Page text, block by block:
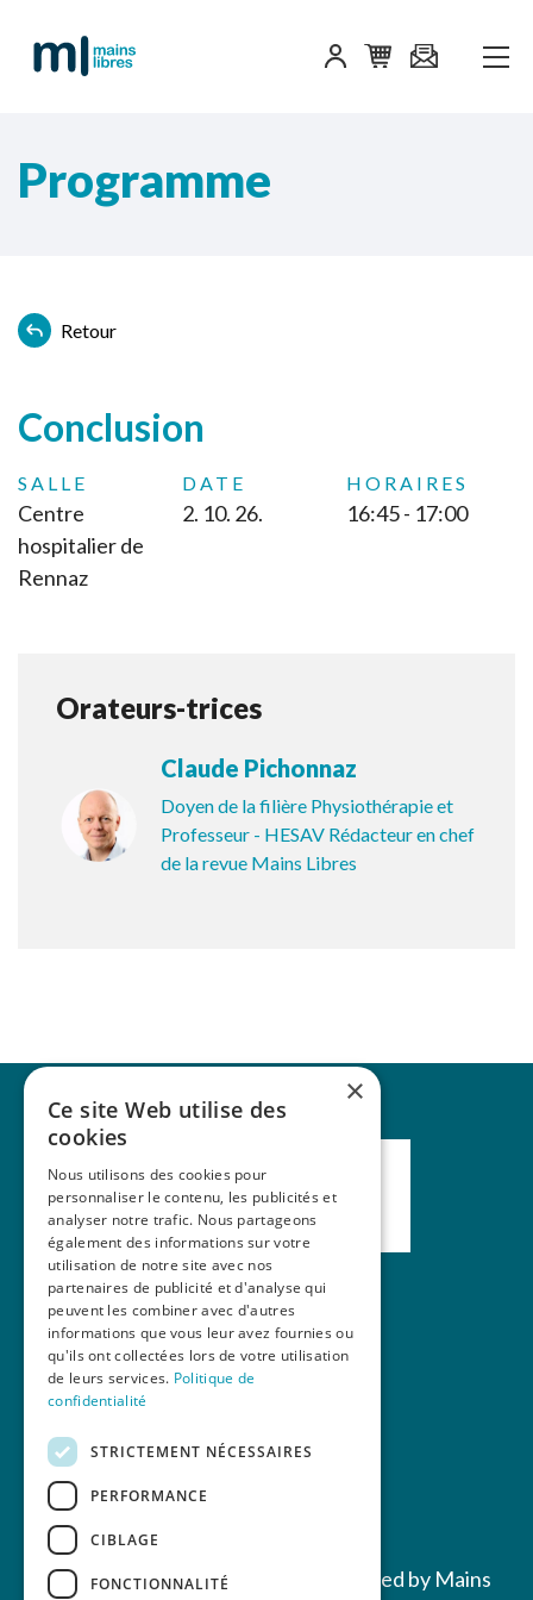
Programme
Retour
Conclusion
SALLE
Centre
hospitalier de
Rennaz
DATE
2. 10. 26.
HORAIRES
16:45 - 17:00
Orateurs-trices
Claude Pichonnaz
Doyen de la filière Physiothérapie et
Professeur - HESAV Rédacteur en chef
de la revue Mains Libres
Nos formations
La revue Mains Libres
Copyrights © 2022 All Rights Reserved by Mains
×
Ce site Web utilise des
cookies
Nous utilisons des cookies pour
personnaliser le contenu, les publicités et
analyser notre trafic. Nous partageons
également des informations sur votre
utilisation de notre site avec nos
partenaires de publicité et d'analyse qui
peuvent les combiner avec d'autres
informations que vous leur avez fournies ou
qu'ils ont collectées lors de votre utilisation
de leurs services. Politique de
confidentialité
STRICTEMENT NÉCESSAIRES
PERFORMANCE
CIBLAGE
FONCTIONNALITÉ